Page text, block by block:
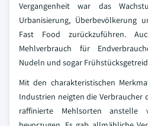
Vergangenheit war das
Urbanisierung, Überbevölkerung
Fast Food zurückzuführen.
Mehlverbrauch für
Nudeln und sogar
Mit den charakteristischen
Industrien neigten die Verbraucher
raffinierte Mehlsorten anstelle